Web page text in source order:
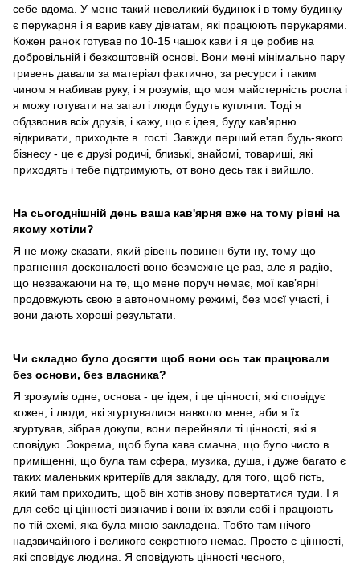
себе вдома. У мене такий невеликий будинок і в тому будинку
є перукарня і я варив каву дівчатам, які працюють перукарями.
Кожен ранок готував по 10-15 чашок кави і я це робив на
добровільній і безкоштовній основі. Вони мені мінімально пару
гривень давали за матеріал фактично, за ресурси і таким
чином я набивав руку, і я розумів, що моя майстерність росла і
я можу готувати на загал і люди будуть купляти. Тоді я
обдзвонив всіх друзів, і кажу, що є ідея, буду кав'ярню
відкривати, приходьте в. гості. Завжди перший етап будь-якого
бізнесу - це є друзі родичі, близькі, знайомі, товариші, які
приходять і тебе підтримують, от воно десь так і вийшло.
На сьогоднішній день ваша кав'ярня вже на тому рівні на
якому хотіли?
Я не можу сказати, який рівень повинен бути ну, тому що
прагнення досконалості воно безмежне це раз, але я радію,
що незважаючи на те, що мене поруч немає, мої кавʼярні
продовжують свою в автономному режимі, без моєї участі, і
вони дають хороші результати.
Чи складно було досягти щоб вони ось так працювали
без основи, без власника?
Я зрозумів одне, основа - це ідея, і це цінності, які сповідує
кожен, і люди, які згуртувалися навколо мене, аби я їх
згуртував, зібрав докупи, вони перейняли ті цінності, які я
сповідую. Зокрема, щоб була кава смачна, що було чисто в
приміщенні, що була там сфера, музика, душа, і дуже багато є
таких маленьких критеріїв для закладу, для того, щоб гість,
який там приходить, щоб він хотів знову повертатися туди. І я
для себе ці цінності визначив і вони їх взяли собі і працюють
по тій схемі, яка була мною закладена. Тобто там нічого
надзвичайного і великого секретного немає. Просто є цінності,
які сповідує людина. Я сповідують цінності чесного,